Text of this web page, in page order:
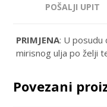
POŠALJI UPIT
PRIMJENA: U
mirisnog ulja po želji
Povezani